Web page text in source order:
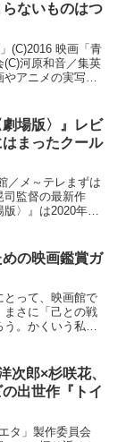
ないものはつ
(C)2016 映画「青
(C)河原和音／集英
アニメの実写映
？」などと嘆くマ
劇場版〉』レビ
まったクール
／メ～テレまずは
司監督の最新作
〉』は2020年度
作に、2019年にめ
の映画鑑賞ガ
とって、映画館で
まさに「己との戦
う。かくいう私も
オブラートに包
に書く...
次郎×杉咲花、
出世作『トイ
タ」製作委員会